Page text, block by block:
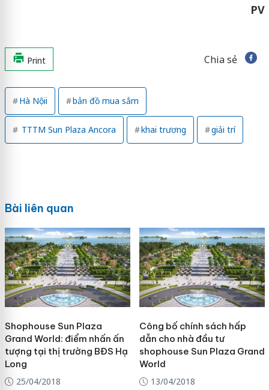
PV
Print Chia sẻ
Hà Nộii bản đồ mua sắm
TTTM Sun Plaza Ancora khai trương giải trí
Bài liên quan
Shophouse Sun Plaza
Grand World: điểm nhấn ấn
tượng tại thị trường BĐS Hạ
Long
25/04/2018
Công bố chính sách hấp
dẫn cho nhà đầu tư
shophouse Sun Plaza Grand
World
13/04/2018